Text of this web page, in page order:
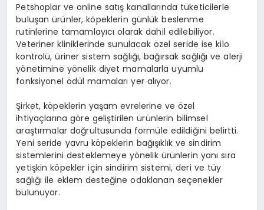
Petshoplar ve online satış kanallarında tüketicilerle
buluşan ürünler, köpeklerin günlük beslenme
rutinlerine tamamlayıcı olarak dahil edilebiliyor.
Veteriner kliniklerinde sunulacak özel seride ise kilo
kontrolü, üriner sistem sağlığı, bağırsak sağlığı ve alerji
yönetimine yönelik diyet mamalarla uyumlu
fonksiyonel ödül mamaları yer alıyor.
Şirket, köpeklerin yaşam evrelerine ve özel
ihtiyaçlarına göre geliştirilen ürünlerin bilimsel
araştırmalar doğrultusunda formüle edildiğini belirtti.
Yeni seride yavru köpeklerin bağışıklık ve sindirim
sistemlerini desteklemeye yönelik ürünlerin yanı sıra
yetişkin köpekler için sindirim sistemi, deri ve tüy
sağlığı ile eklem desteğine odaklanan seçenekler
bulunuyor.